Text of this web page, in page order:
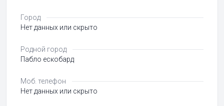
Город
Нет данных или скрыто
Родной город
Пабло ескобард
Моб. телефон
Нет данных или скрыто